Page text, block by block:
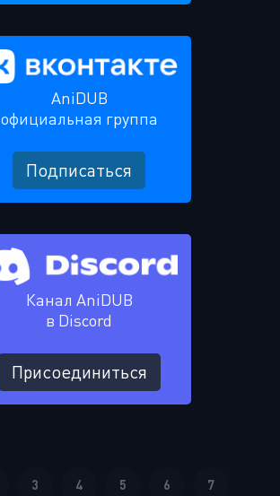
AniDUB
официальная группа
Подписаться
Канал AniDUB
в Discord
Присоединиться
3 4 5 6 7